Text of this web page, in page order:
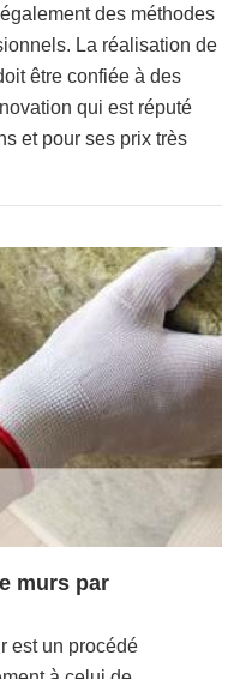
des méthodes
La réalisation de
être confiée à des
qui est réputé
et pour ses prix très
murs par
est un procédé